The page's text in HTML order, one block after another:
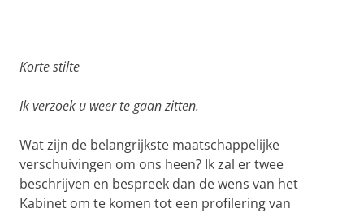
Korte stilte
Ik verzoek u weer te gaan zitten.
Wat zijn de belangrijkste maatschappelijke
verschuivingen om ons heen? Ik zal er twee
beschrijven en bespreek dan de wens van het
Kabinet om te komen tot een profilering van